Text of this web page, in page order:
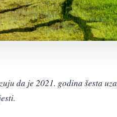
da je 2021. godina šesta